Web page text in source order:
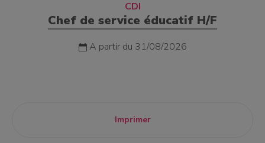
CDI
Chef de service éducatif H/F
A partir du 31/08/2026
Imprimer